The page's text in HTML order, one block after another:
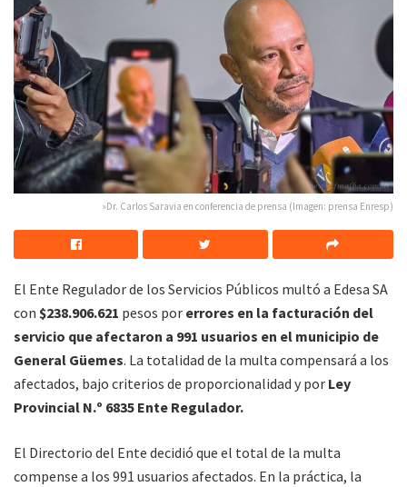
»Dr. Carlos Saravia en conferencia de prensa (Imagen: prensa Enresp)
El Ente Regulador de los Servicios Públicos multó a Edesa SA
con $238.906.621 pesos por errores en la facturación del
servicio que afectaron a 991 usuarios en el municipio de
General Güemes. La totalidad de la multa compensará a los
afectados, bajo criterios de proporcionalidad y por Ley
Provincial N.º 6835 Ente Regulador.
El Directorio del Ente decidió que el total de la multa
compense a los 991 usuarios afectados. En la práctica, la